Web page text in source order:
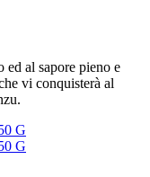
ed al sapore pieno e
vi conquisterà al